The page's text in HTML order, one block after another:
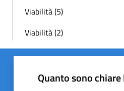
Viabilità (5)
Viabilità (2)
Quanto sono